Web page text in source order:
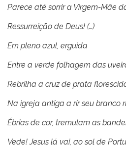
Parece até sorrir a Virgem-Mãe
Ressurreição de Deus! (…)
Em pleno azul, erguida
Entre a verde folhagem das
Rebrilha a cruz de prata
Na igreja antiga a rir seu branco
Ébrias de cor, tremulam as
Vede! Jesus lá vai, ao sol de